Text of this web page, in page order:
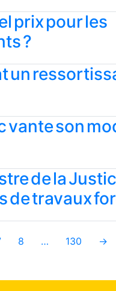
prix pour les
?
un
vante son
de la
de travaux
8 … 130 →